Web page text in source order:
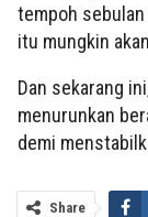
tempoh
itu mungkin
Dan sekarang
menurunkan
demi
Share